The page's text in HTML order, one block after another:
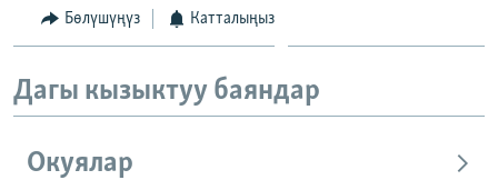
Бөлүшүңүз Катталыңыз
Дагы кызыктуу баяндар
Окуялар